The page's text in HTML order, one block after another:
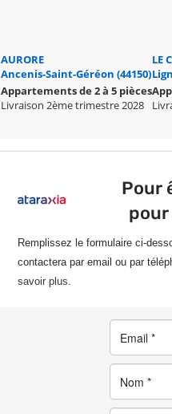
AURORE
Ancenis-Saint-Géréon (44150)
Appartements de 2 à 5 pièces
Livraison 2ème trimestre 2028
LE
Pour
Remplissez le formulaire ci-
contactera par email ou par
savoir plus.